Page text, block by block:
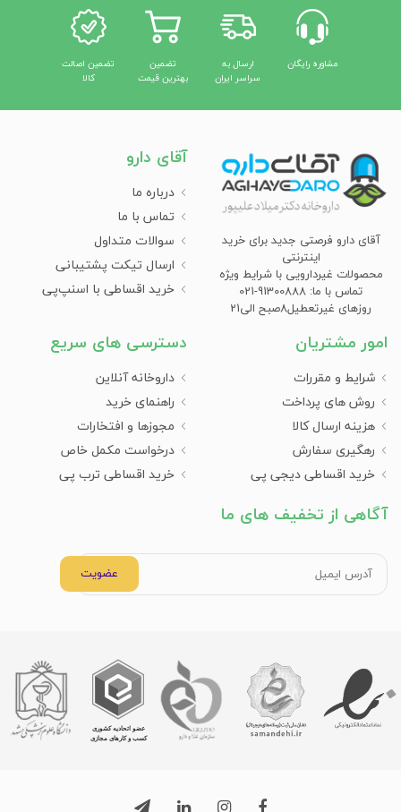
مشاوره رایگان
ارسال به
سراسر ایران
تضمین
بهترین قیمت
تضمین اصالت
کالا
آقای دارو فرصتی جدید برای خرید
اینترنتی
محصولات غیردارویی با شرایط ویژه
تماس با ما: 91300888-021
روزهای غیرتعطیل8صبح الی21
آقای دارو
درباره ما
تماس با ما
سوالات متداول
ارسال تیکت پشتیبانی
خرید اقساطی با اسنپ‌پی
امور مشتریان
شرایط و مقررات
روش های پرداخت
هزینه ارسال کالا
رهگیری سفارش
خرید اقساطی دیجی پی
دسترسی های سریع
داروخانه آنلاین
راهنمای خرید
مجوزها و افتخارات
درخواست مکمل خاص
خرید اقساطی ترب پی
آگاهی از تخفیف های ما
عضویت